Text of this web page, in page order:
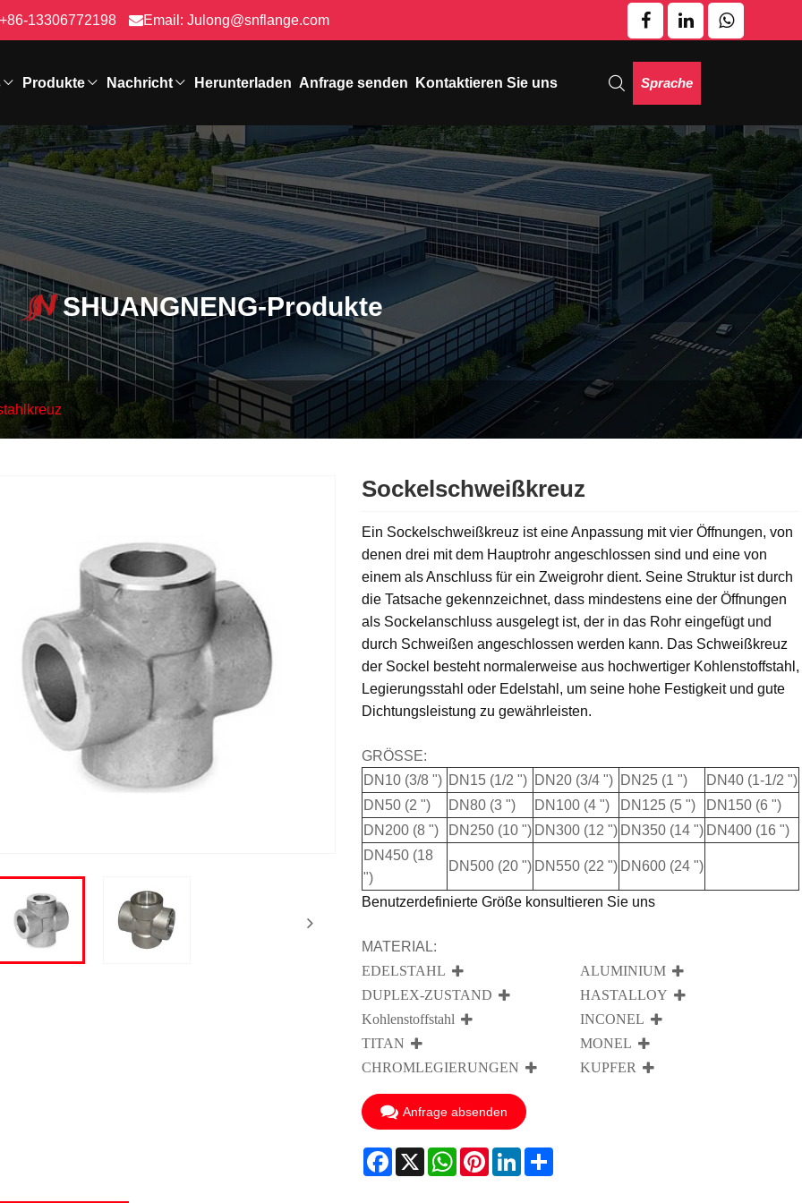
13306772198 Email: Julong@snflange.com
Produkte Nachricht Herunterladen Anfrage senden Kontaktieren Sie uns Sprache
SHUANGNENG-Produkte
Sockelschweißkreuz
Ein Sockelschweißkreuz ist eine Anpassung mit vier Öffnungen, von
denen drei mit dem Hauptrohr angeschlossen sind und eine von
einem als Anschluss für ein Zweigrohr dient. Seine Struktur ist durch
die Tatsache gekennzeichnet, dass mindestens eine der Öffnungen
als Sockelanschluss ausgelegt ist, der in das Rohr eingefügt und
durch Schweißen angeschlossen werden kann. Das Schweißkreuz
der Sockel besteht normalerweise aus hochwertiger Kohlenstoffstahl,
Legierungsstahl oder Edelstahl, um seine hohe Festigkeit und gute
Dichtungsleistung zu gewährleisten.
GRÖSSE:
DN10 (3/8 ") DN15 (1/2 ") DN20 (3/4 ") DN25 (1 ")
DN40 (1-1/2 ")
DN50 (2 ")
DN80 (3 ") DN100 (4 ") DN125 (5 ")
DN150 (6 ")
DN200 (8 ")
DN250 (10 ") DN300 (12 ") DN350 (14 ") DN400 (16 ")
DN450 (18
")
DN500 (20 ") DN550 (22 ") DN600 (24 ")
Benutzerdefinierte Größe konsultieren Sie uns
MATERIAL:
EDELSTAHL
DUPLEX-ZUSTAND
Kohlenstoffstahl
TITAN
CHROMLEGIERUNGEN
ALUMINIUM
HASTALLOY
INCONEL
MONEL
KUPFER
Anfrage absenden
Facebook
X WhatsApp
PinterestLinkedInShare